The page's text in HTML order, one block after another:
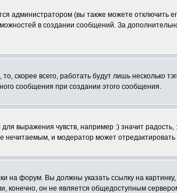
администратором (вы также можете отключить
в создании сообщений. За
скорее всего, работать будут лишь несколько
сообщения при создании этого сообщения.
выражения чувств, например :) значит
нечитаемым, и модератор может
на форум. Вы должны указать ссылку на
конечно, он не является общедоступным